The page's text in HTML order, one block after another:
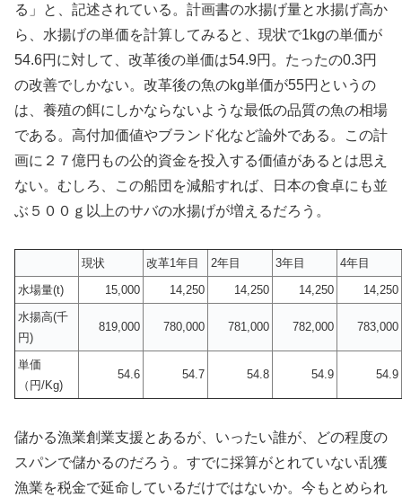
る」と、記述されている。計画書の水揚げ量と水揚げ高か
ら、水揚げの単価を計算してみると、現状で1kgの単価が
54.6円に対して、改革後の単価は54.9円。たったの0.3円
の改善でしかない。改革後の魚のkg単価が55円というの
は、養殖の餌にしかならないような最低の品質の魚の相場
である。高付加価値やブランド化など論外である。この計
画に２７億円もの公的資金を投入する価値があるとは思え
ない。むしろ、この船団を減船すれば、日本の食卓にも並
ぶ５００ｇ以上のサバの水揚げが増えるだろう。
現状 改革1年目 2年目 3年目
4年目
水場量(t)
15,000 14,250 14,250 14,250
14,250
水揚高(千
円)
819,000 780,000 781,000 782,000 783,000
単価
（円/Kg)
54.6 54.7 54.8 54.9 54.9
儲かる漁業創業支援とあるが、いったい誰が、どの程度の
スパンで儲かるのだろう。すでに採算がとれていない乱獲
漁業を税金で延命しているだけではないか。今もとめられ